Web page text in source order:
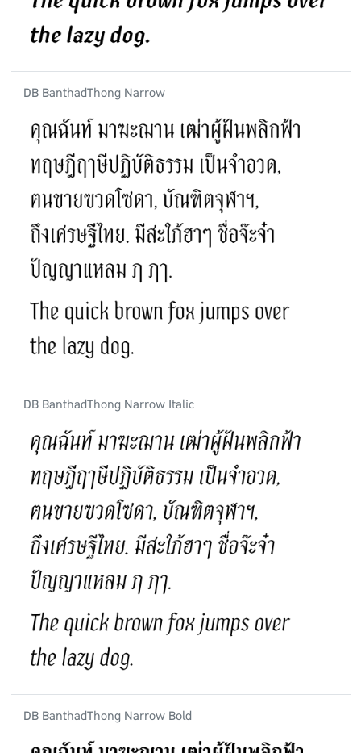
DB BanthadThong Narrow
DB BanthadThong Narrow Italic
DB BanthadThong Narrow Bold